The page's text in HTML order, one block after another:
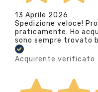
13 Aprile 2026
Spedizione veloce!
praticamente. Ho
sono sempre trovato
Acquirente verificato